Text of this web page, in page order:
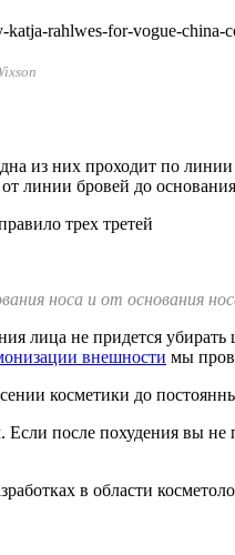
из них проходит по
линии бровей до
носа и от основания
лица не придется убирать
внешности мы
косметики до
после похудения вы
в области